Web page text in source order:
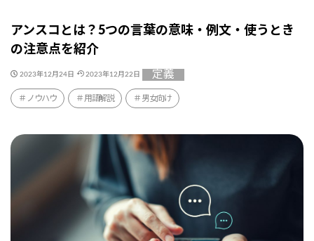
アンスコとは？5つの言葉の意味・例文・使うとき
の注意点を紹介
2023年12月24日 2023年12月22日 定義
ノウハウ 用語解説 男女向け